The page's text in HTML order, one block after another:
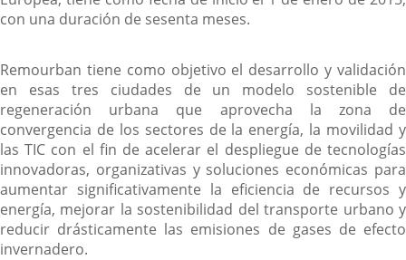
con una duración de sesenta meses.
Remourban tiene como objetivo el desarrollo y validación
en esas tres ciudades de un modelo sostenible de
regeneración urbana que aprovecha la zona de
convergencia de los sectores de la energía, la movilidad y
las TIC con el fin de acelerar el despliegue de tecnologías
innovadoras, organizativas y soluciones económicas para
aumentar significativamente la eficiencia de recursos y
energía, mejorar la sostenibilidad del transporte urbano y
reducir drásticamente las emisiones de gases de efecto
invernadero.